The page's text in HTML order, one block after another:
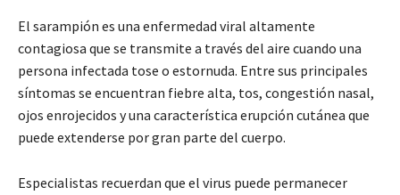
El sarampión es una enfermedad viral altamente
contagiosa que se transmite a través del aire cuando una
persona infectada tose o estornuda. Entre sus principales
síntomas se encuentran fiebre alta, tos, congestión nasal,
ojos enrojecidos y una característica erupción cutánea que
puede extenderse por gran parte del cuerpo.
Especialistas recuerdan que el virus puede permanecer